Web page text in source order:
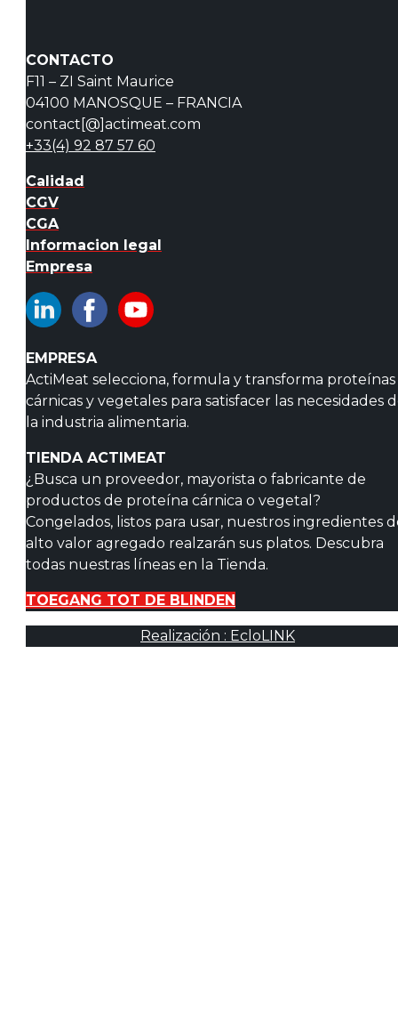
CONTACTO
F11 – ZI Saint Maurice
04100 MANOSQUE – FRANCIA
contact[@]actimeat.com
+33(4) 92 87 57 60
Calidad
CGV
CGA
Informacion legal
Empresa
EMPRESA
ActiMeat selecciona, formula y transforma proteínas
cárnicas y vegetales para satisfacer las necesidades
la industria alimentaria.
TIENDA ACTIMEAT
¿Busca un proveedor, mayorista o fabricante de
productos de proteína cárnica o vegetal?
Congelados, listos para usar, nuestros ingredientes
alto valor agregado realzarán sus platos. Descubra
todas nuestras líneas en la Tienda.
TOEGANG TOT DE BLINDEN
Realización : EcloLINK